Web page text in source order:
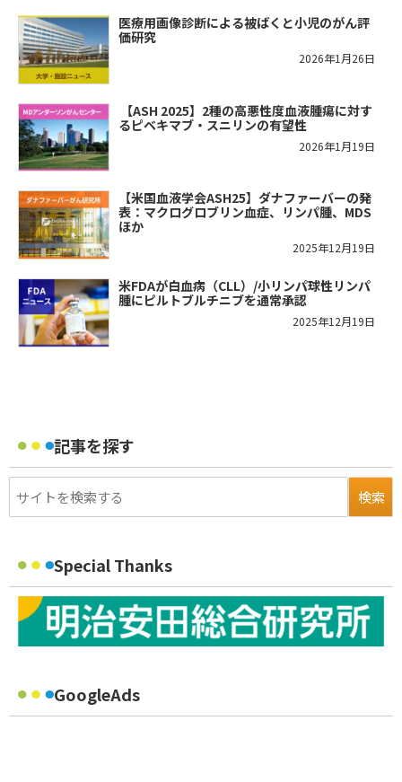
医療用画像診断による被ばくと小児のがん評
価研究
2026年1月26日
​【ASH 2025】2種の高悪性度血液腫瘍に対す
るピベキマブ・スニリンの有望性
2026年1月19日
【米国血液学会ASH25】ダナファーバーの発
表：マクログロブリン血症、リンパ腫、MDS
ほか
2025年12月19日
米FDAが白血病（CLL）/小リンパ球性リンパ
腫にピルトブルチニブを通常承認
2025年12月19日
記事を探す
Special Thanks
GoogleAds